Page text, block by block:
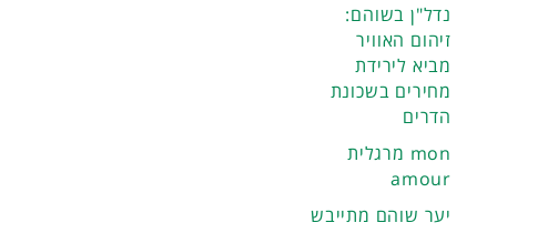
נדל"ן בשוהם:
זיהום האוויר
מביא לירידת
מחירים בשכונת
הדרים
מרגלית mon
amour
יער שוהם מתייבש